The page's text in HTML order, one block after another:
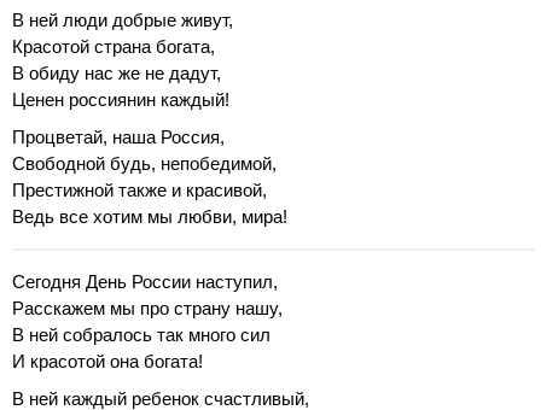
В ней люди добрые живут,
Красотой страна богата,
В обиду нас же не дадут,
Ценен россиянин каждый!
Процветай, наша Россия,
Свободной будь, непобедимой,
Престижной также и красивой,
Ведь все хотим мы любви, мира!
Сегодня День России наступил,
Расскажем мы про страну нашу,
В ней собралось так много сил
И красотой она богата!
В ней каждый ребенок счастливый,